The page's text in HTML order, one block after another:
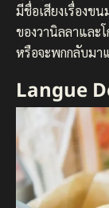
มีชื่อเสียงเรื่องข
ของวานิลลาและ
หรือจะพกกลับมา
Langue